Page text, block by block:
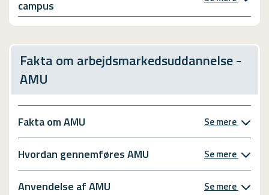
campus
Fakta om arbejdsmarkedsuddannelse -
AMU
Fakta om AMU Se mere
Hvordan gennemføres AMU Se mere
Anvendelse af AMU Se mere